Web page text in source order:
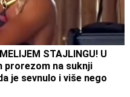
STAJLINGU! U
prorezom na suknji
je sevnulo i više nego